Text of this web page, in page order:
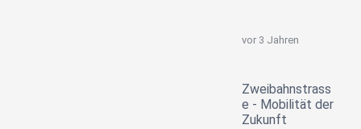
vor 3 Jahren
Zweibahnstrass
e - Mobilität der
Zukunft